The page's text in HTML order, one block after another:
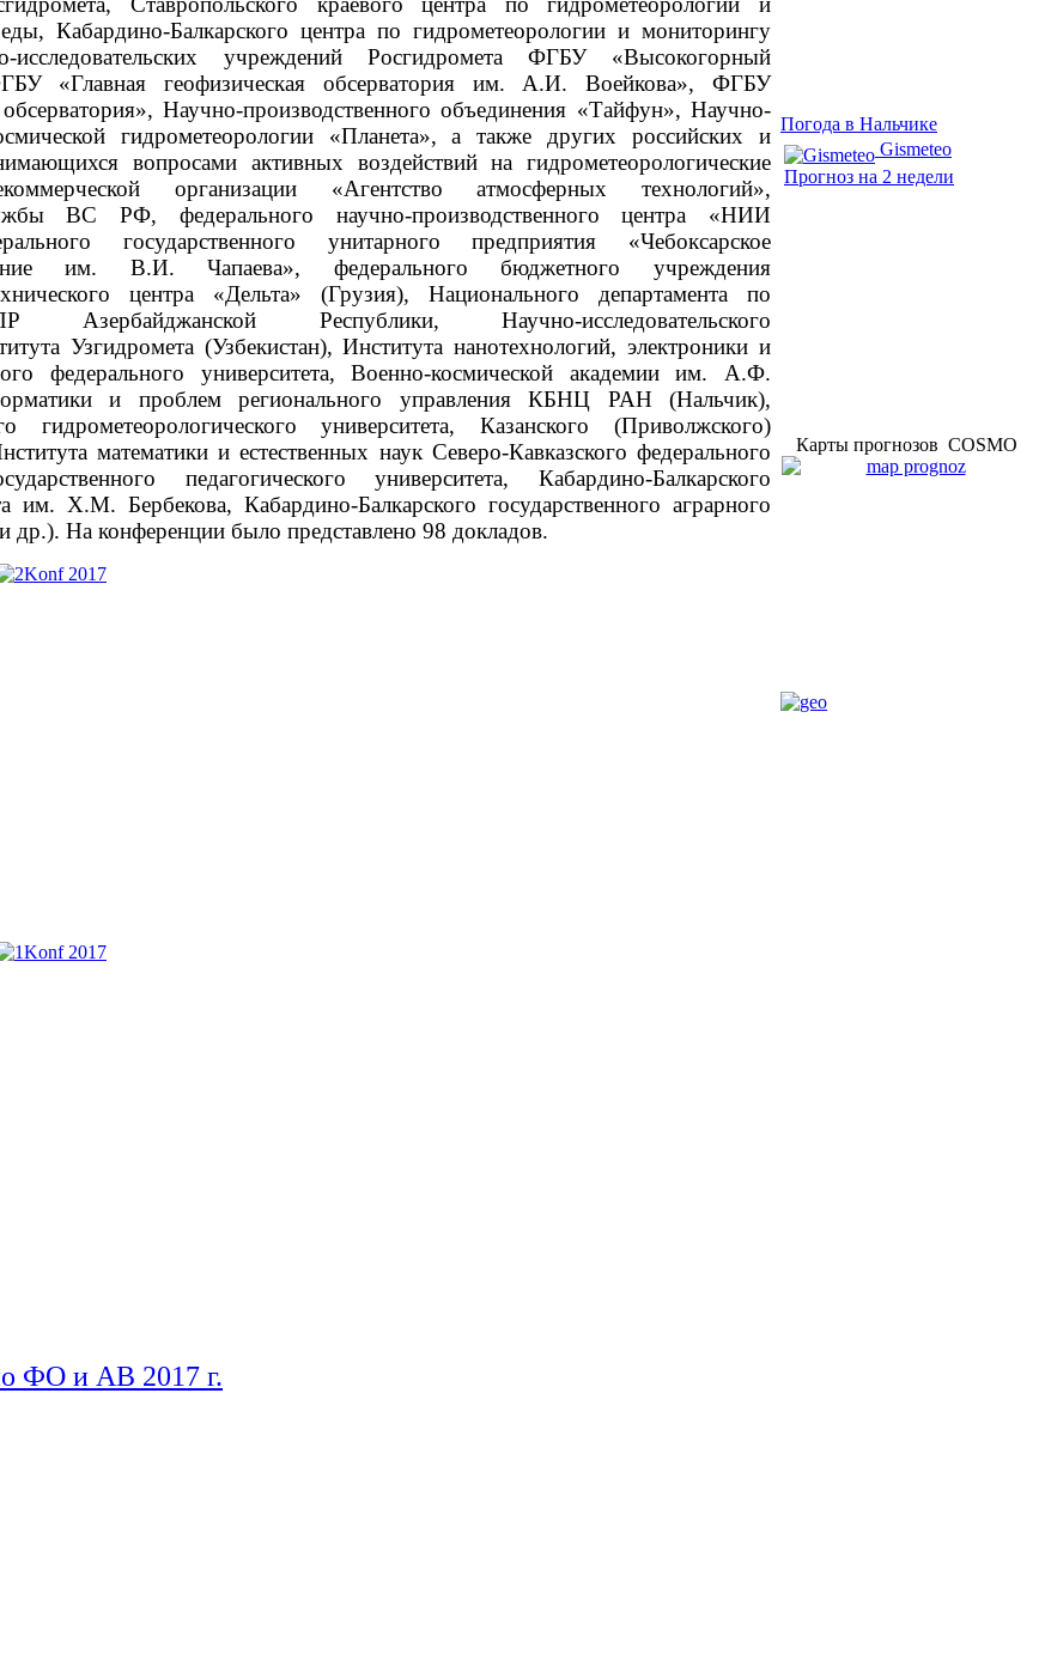
Кабардино-Балкарского центра по гидрометеорологии и мониторингу
учреждений Росгидромета ФГБУ «Высокогорный
«Главная геофизическая обсерватория им. А.И. Воейкова», ФГБУ
обсерватория», Научно-производственного объединения «Тайфун», Научно-
гидрометеорологии «Планета», а также других российских и
вопросами активных воздействий на гидрометеорологические
организации «Агентство атмосферных технологий»,
ВС РФ, федерального научно-производственного центра «НИИ
государственного унитарного предприятия «Чебоксарское
им. В.И. Чапаева», федерального бюджетного учреждения
центра «Дельта» (Грузия), Национального департамента по
Азербайджанской Республики, Научно-исследовательского
Узгидромета (Узбекистан), Института нанотехнологий, электроники и
федерального университета, Военно-космической академии им. А.Ф.
и проблем регионального управления КБНЦ РАН (Нальчик),
гидрометеорологического университета, Казанского (Приволжского)
математики и естественных наук Северо-Кавказского федерального
педагогического университета, Кабардино-Балкарского
им. Х.М. Бербекова, Кабардино-Балкарского государственного аграрного
др.). На конференции было представлено 98 докладов.
ФО и АВ 2017 г.
Погода в Нальчике
Gismeteo
Прогноз на 2 недели
Карты прогнозов COSMO